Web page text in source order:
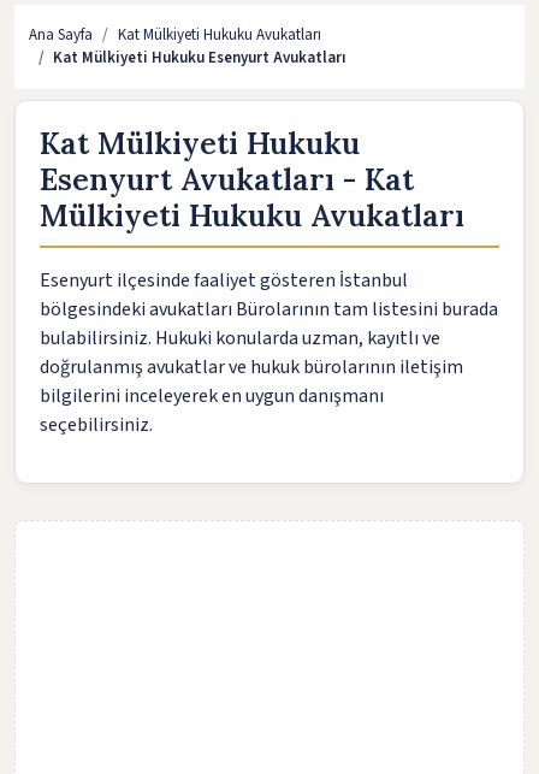
Ana Sayfa
Kat Mülkiyeti Hukuku Avukatları
Kat Mülkiyeti Hukuku Esenyurt Avukatları
Kat Mülkiyeti Hukuku
Esenyurt Avukatları - Kat
Mülkiyeti Hukuku Avukatları
Esenyurt ilçesinde faaliyet gösteren İstanbul
bölgesindeki avukatları Bürolarının tam listesini burada
bulabilirsiniz. Hukuki konularda uzman, kayıtlı ve
doğrulanmış avukatlar ve hukuk bürolarının iletişim
bilgilerini inceleyerek en uygun danışmanı
seçebilirsiniz.